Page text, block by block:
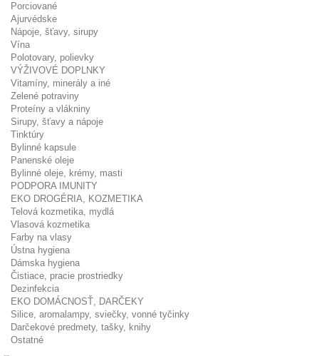
Porciované
Ajurvédske
Nápoje, šťavy, sirupy
Vína
Polotovary, polievky
VÝŽIVOVÉ DOPLNKY
Vitamíny, minerály a iné
Zelené potraviny
Proteíny a vlákniny
Sirupy, šťavy a nápoje
Tinktúry
Bylinné kapsule
Panenské oleje
Bylinné oleje, krémy, masti
PODPORA IMUNITY
EKO DROGÉRIA, KOZMETIKA
Telová kozmetika, mydlá
Vlasová kozmetika
Farby na vlasy
Ústna hygiena
Dámska hygiena
Čistiace, pracie prostriedky
Dezinfekcia
EKO DOMÁCNOSŤ, DARČEKY
Silice, aromalampy, sviečky, vonné tyčinky
Darčekové predmety, tašky, knihy
Ostatné